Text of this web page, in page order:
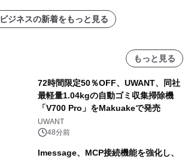
ビジネスの新着をもっと見る
もっと見る
72時間限定50％OFF、UWANT、同社
最軽量1.04kgの自動ゴミ収集掃除機
「V700 Pro」をMakuakeで発売
UWANT
48分前
lmessage、MCP接続機能を強化し、